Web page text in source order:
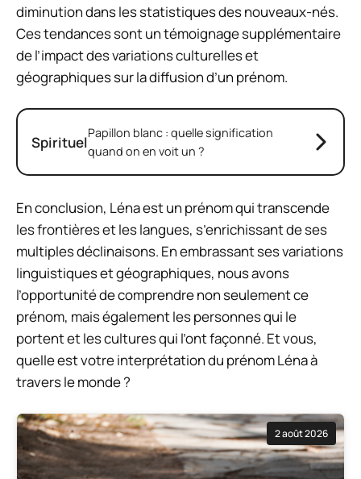
diminution dans les statistiques des nouveaux-nés.
Ces tendances sont un témoignage supplémentaire
de l’impact des variations culturelles et
géographiques sur la diffusion d’un prénom.
SpirituelPapillon blanc : quelle signification
quand on en voit un ?
En conclusion, Léna est un prénom qui transcende
les frontières et les langues, s’enrichissant de ses
multiples déclinaisons. En embrassant ses variations
linguistiques et géographiques, nous avons
l’opportunité de comprendre non seulement ce
prénom, mais également les personnes qui le
portent et les cultures qui l’ont façonné. Et vous,
quelle est votre interprétation du prénom Léna à
travers le monde ?
2 août 2026